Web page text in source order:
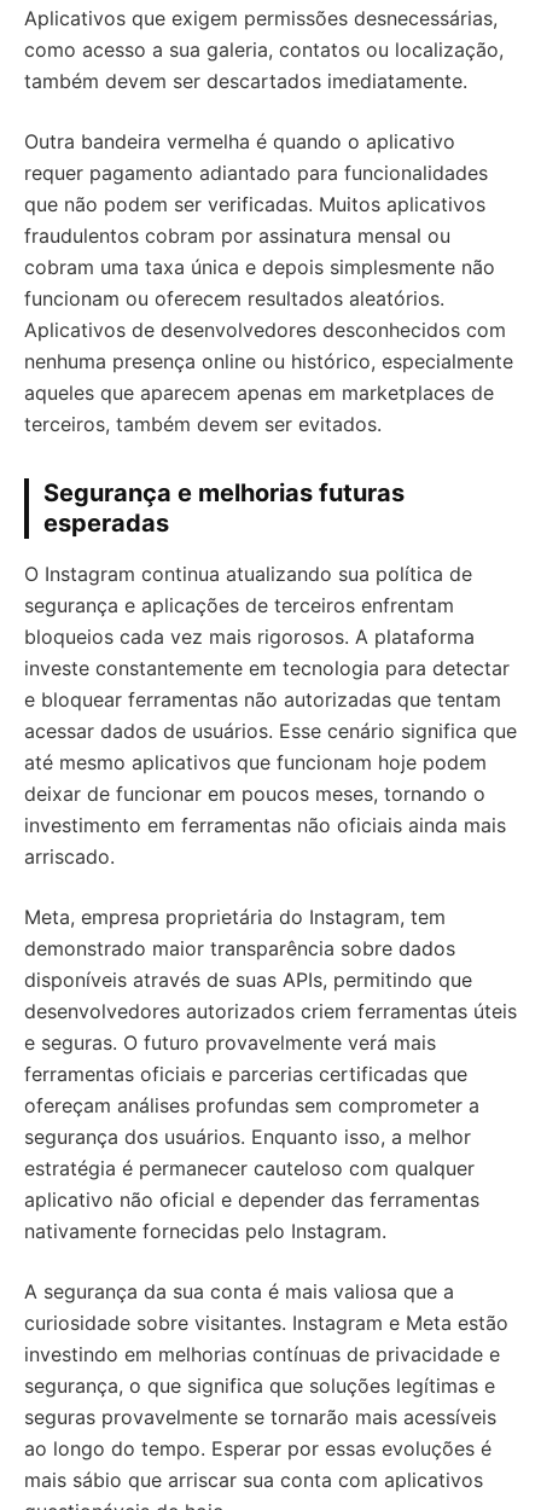
Aplicativos que exigem permissões desnecessárias,
como acesso a sua galeria, contatos ou localização,
também devem ser descartados imediatamente.
Outra bandeira vermelha é quando o aplicativo
requer pagamento adiantado para funcionalidades
que não podem ser verificadas. Muitos aplicativos
fraudulentos cobram por assinatura mensal ou
cobram uma taxa única e depois simplesmente não
funcionam ou oferecem resultados aleatórios.
Aplicativos de desenvolvedores desconhecidos com
nenhuma presença online ou histórico, especialmente
aqueles que aparecem apenas em marketplaces de
terceiros, também devem ser evitados.
Segurança e melhorias futuras
esperadas
O Instagram continua atualizando sua política de
segurança e aplicações de terceiros enfrentam
bloqueios cada vez mais rigorosos. A plataforma
investe constantemente em tecnologia para detectar
e bloquear ferramentas não autorizadas que tentam
acessar dados de usuários. Esse cenário significa que
até mesmo aplicativos que funcionam hoje podem
deixar de funcionar em poucos meses, tornando o
investimento em ferramentas não oficiais ainda mais
arriscado.
Meta, empresa proprietária do Instagram, tem
demonstrado maior transparência sobre dados
disponíveis através de suas APIs, permitindo que
desenvolvedores autorizados criem ferramentas úteis
e seguras. O futuro provavelmente verá mais
ferramentas oficiais e parcerias certificadas que
ofereçam análises profundas sem comprometer a
segurança dos usuários. Enquanto isso, a melhor
estratégia é permanecer cauteloso com qualquer
aplicativo não oficial e depender das ferramentas
nativamente fornecidas pelo Instagram.
A segurança da sua conta é mais valiosa que a
curiosidade sobre visitantes. Instagram e Meta estão
investindo em melhorias contínuas de privacidade e
segurança, o que significa que soluções legítimas e
seguras provavelmente se tornarão mais acessíveis
ao longo do tempo. Esperar por essas evoluções é
mais sábio que arriscar sua conta com aplicativos